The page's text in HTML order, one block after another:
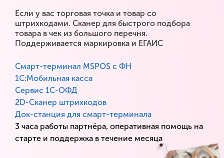
Если у вас торговая точка и товар со
штрихкодами. Сканер для быстрого подбора
товара в чек из большого перечня.
Поддерживается маркировка и ЕГАИС
Смарт-терминал MSPOS с ФН
1С:Мобильная касса
Сервис 1С-ОФД
2D-Сканер штрихкодов
Док-станция для смарт-терминала
3 часа работы партнёра, оперативная помощь на
старте и поддержка в течение месяца